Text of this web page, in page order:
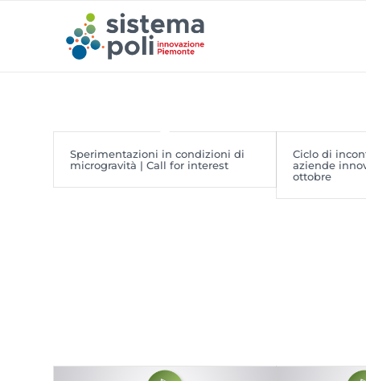
Sperimentazioni in condizioni di
microgravità | Call for interest
Ciclo di
aziende
ottobre